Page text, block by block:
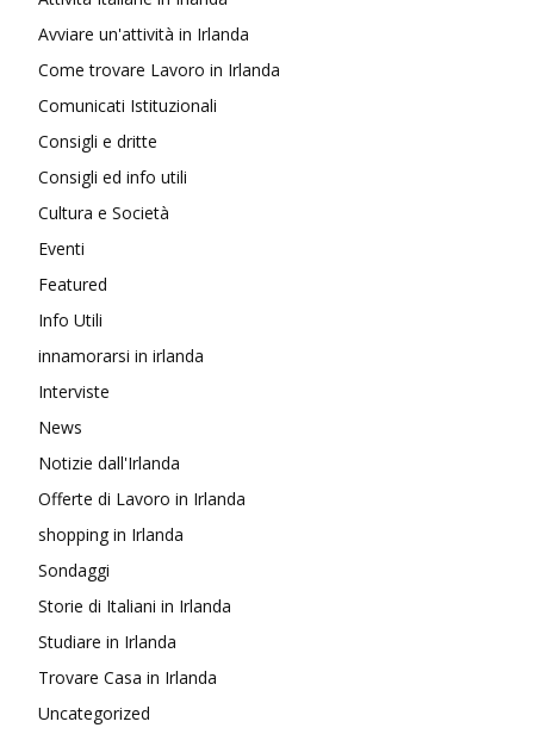
Avviare un'attività in Irlanda
Come trovare Lavoro in Irlanda
Comunicati Istituzionali
Consigli e dritte
Consigli ed info utili
Cultura e Società
Eventi
Featured
Info Utili
innamorarsi in irlanda
Interviste
News
Notizie dall'Irlanda
Offerte di Lavoro in Irlanda
shopping in Irlanda
Sondaggi
Storie di Italiani in Irlanda
Studiare in Irlanda
Trovare Casa in Irlanda
Uncategorized